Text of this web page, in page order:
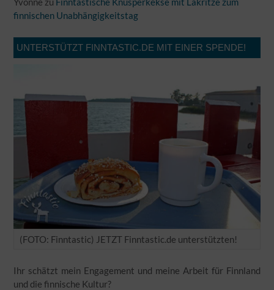
finnischen Unabhängigkeitstag
UNTERSTÜTZT FINNTASTIC.DE MIT EINER SPENDE!
(FOTO: Finntastic) JETZT Finntastic.de unterstützten!
Ihr schätzt mein Engagement und meine Arbeit für Finnland
und die finnische Kultur?